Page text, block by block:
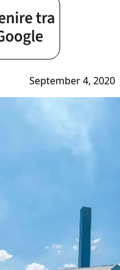
September 4, 2020